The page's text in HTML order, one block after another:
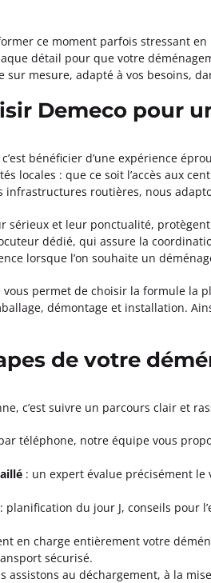
ce moment parfois stressant
détail pour que votre
mesure, adapté à vos besoins,
Demeco pour
bénéficier d’une expérience
locales : que ce soit l’accès aux
routières, nous
sérieux et leur ponctualité,
dédié, qui assure la
lorsque l’on souhaite un
permet de choisir la formule la
démontage et installation.
de votre
c’est suivre un parcours clair et
téléphone, notre équipe vous
: un expert évalue précisément
: planification du jour J, conseils pour
en charge entièrement votre
sécurisé.
assistons au déchargement, à la